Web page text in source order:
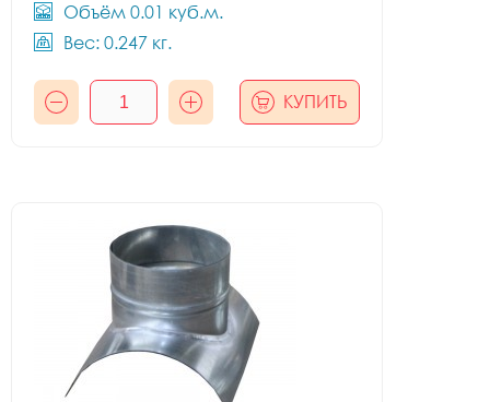
Объём 0.01 куб.м.
Вес: 0.247 кг.
КУПИТЬ